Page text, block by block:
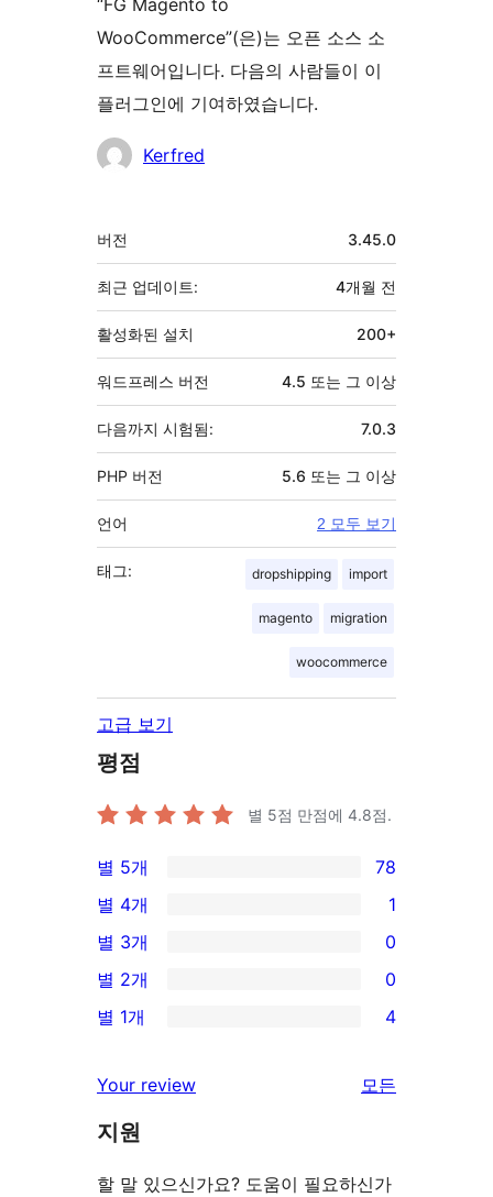
“FG Magento to
WooCommerce”(은)는 오픈 소스 소
프트웨어입니다. 다음의 사람들이 이
플러그인에 기여하였습니다.
기
Kerfred
기
초
버전 3.45.0
최근 업데이트: 4개월 전
활성화된 설치 200+
워드프레스 버전 4.5 또는 그 이상
다음까지 시험됨: 7.0.3
PHP 버전 5.6 또는 그 이상
언어 2 모두 보기
태그: dropshipping import
magento migration
woocommerce
고급 보기
평점
별 5점 만점에 4.8점.
78/5-
별
점
후
기
별 5개 78
1/4-
별
점
후
별 4개 1
0/3-
별
점
기
별 3개 0
0/2-
별
후
기
별 2개 0
4/1-
점
후
별 1개 4
Your review
모든
보
지원
할 말 있으신가요? 도움이 필요하신가